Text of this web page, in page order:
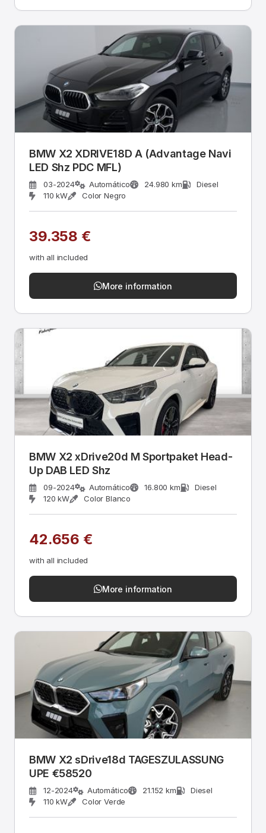
BMW X2 XDRIVE18D A (Advantage Navi
LED Shz PDC MFL)
03-2024 Automático 24.980 km
Diesel
110 kW
Color Negro
39.358 €
with all included
More information
BMW X2 xDrive20d M Sportpaket Head-
Up DAB LED Shz
09-2024 Automático 16.800 km
Diesel
120 kW
Color Blanco
42.656 €
with all included
More information
BMW X2 sDrive18d TAGESZULASSUNG
UPE €58520
12-2024 Automático 21.152 km
Diesel
110 kW
Color Verde